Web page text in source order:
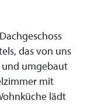
das von uns
und umgebaut
mit
lädt